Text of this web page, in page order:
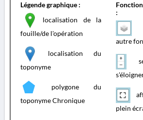
Légende graphique :
localisation de la
fouille/de l'opération
localisation du
toponyme
polygone du
toponyme Chronique
:
autre
plein